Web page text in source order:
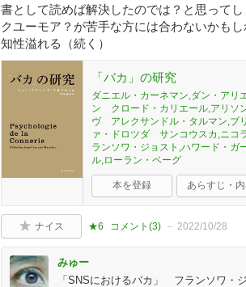
書として読めば解決したのでは？と思って
クユーモア？が苦手な方には合わないかも
知性溢れる（続く）
「バカ」の研究
ダニエル・カーネマン,ダン・アリ
ン゠クロード・カリエール,アリソ
ヴ゠アレクサンドル・タルマン,ブ
ァ・ドロツダ゠サンコウスカ,ニコ
ランソワ・ジョスト,ハワード・ガ
ル,ローラン・ベーグ
本を登録 あらすじ・
ナイス ★6 コメント(3) 2022/10/28
みゅー
「SNSにおけるバカ」 フランソワ・